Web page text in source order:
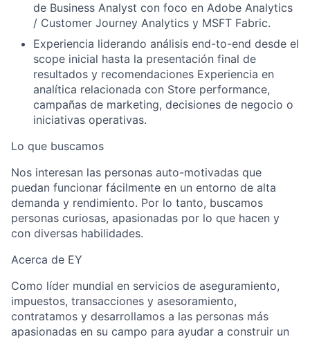
de Business Analyst con foco en Adobe Analytics
/ Customer Journey Analytics y MSFT Fabric.
Experiencia liderando análisis end-to-end desde el
scope inicial hasta la presentación final de
resultados y recomendaciones Experiencia en
analítica relacionada con Store performance,
campañas de marketing, decisiones de negocio o
iniciativas operativas.
Lo que buscamos
Nos interesan las personas auto-motivadas que
puedan funcionar fácilmente en un entorno de alta
demanda y rendimiento. Por lo tanto, buscamos
personas curiosas, apasionadas por lo que hacen y
con diversas habilidades.
Acerca de EY
Como líder mundial en servicios de aseguramiento,
impuestos, transacciones y asesoramiento,
contratamos y desarrollamos a las personas más
apasionadas en su campo para ayudar a construir un